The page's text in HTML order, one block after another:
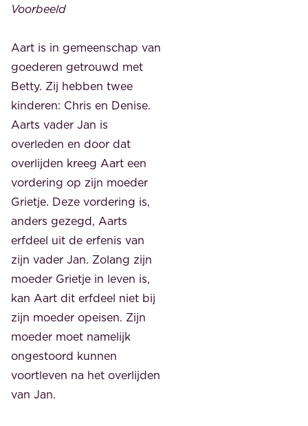
Voorbeeld
Aart is in gemeenschap van
goederen getrouwd met
Betty. Zij hebben twee
kinderen: Chris en Denise.
Aarts vader Jan is
overleden en door dat
overlijden kreeg Aart een
vordering op zijn moeder
Grietje. Deze vordering is,
anders gezegd, Aarts
erfdeel uit de erfenis van
zijn vader Jan. Zolang zijn
moeder Grietje in leven is,
kan Aart dit erfdeel niet bij
zijn moeder opeisen. Zijn
moeder moet namelijk
ongestoord kunnen
voortleven na het overlijden
van Jan.